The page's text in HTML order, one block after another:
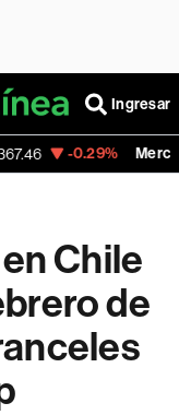
Ingresar
MercadoLibre
Chile
de